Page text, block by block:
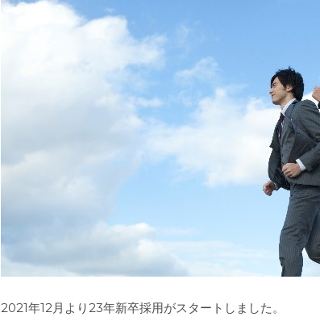
2021年12月より23年新卒採用がスタートしました。